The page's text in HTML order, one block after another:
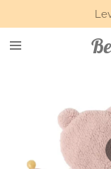
direct
naar